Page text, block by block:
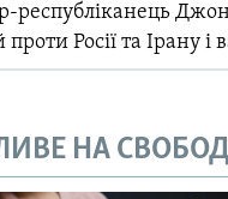
республіканець
проти Росії та Ірану і
НА